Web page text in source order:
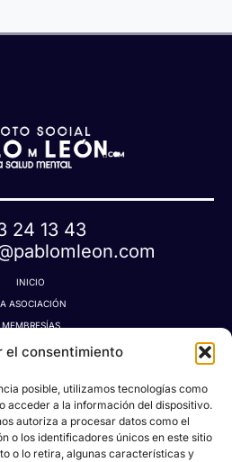
el consentimiento
posible, utilizamos tecnologías como
acceder a la información del dispositivo.
autoriza a procesar datos como el
o los identificadores únicos en este sitio
o lo retira, algunas características y
24 13 43
INICIO
ASOCIACIÓN
MEMBRESÍAS
TIENDA MÁGICA
BLOG
CONTACTO
MI CUENTA
AVISO LEGAL